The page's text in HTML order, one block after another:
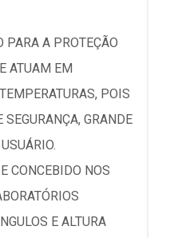
PARA A PROTEÇÃO
ATUAM EM
POIS
GRANDE
CONCEBIDO NOS
E ALTURA